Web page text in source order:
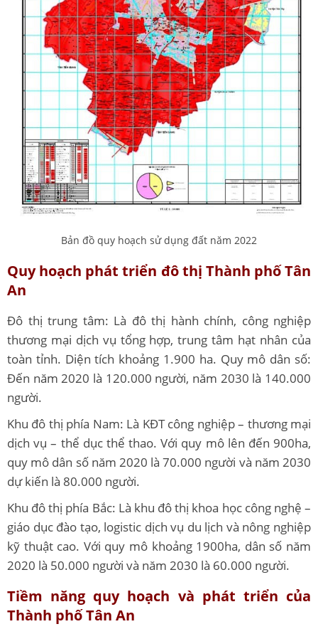
Bản đồ quy hoạch sử dụng đất năm 2022
Quy hoạch phát triển đô thị Thành phố Tân
An
Đô thị trung tâm: Là đô thị hành chính, công nghiệp
thương mại dịch vụ tổng hợp, trung tâm hạt nhân của
toàn tỉnh. Diện tích khoảng 1.900 ha. Quy mô dân số:
Đến năm 2020 là 120.000 người, năm 2030 là 140.000
người.
Khu đô thị phía Nam: Là KĐT công nghiệp – thương mại
dịch vụ – thể dục thể thao. Với quy mô lên đến 900ha,
quy mô dân số năm 2020 là 70.000 người và năm 2030
dự kiến là 80.000 người.
Khu đô thị phía Bắc: Là khu đô thị khoa học công nghệ –
giáo dục đào tạo, logistic dịch vụ du lịch và nông nghiệp
kỹ thuật cao. Với quy mô khoảng 1900ha, dân số năm
2020 là 50.000 người và năm 2030 là 60.000 người.
Tiềm năng quy hoạch và phát triển của
Thành phố Tân An